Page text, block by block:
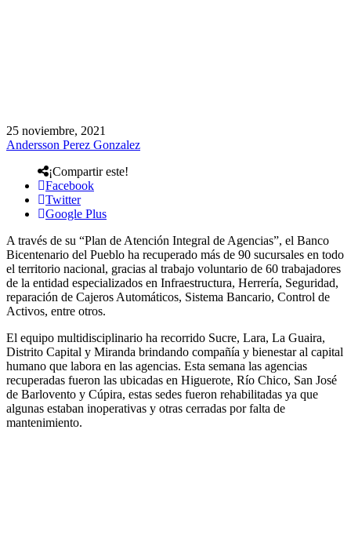
25 noviembre, 2021
Andersson Perez Gonzalez
¡Compartir este!
Facebook
Twitter
Google Plus
A través de su “Plan de Atención Integral de Agencias”, el Banco
Bicentenario del Pueblo ha recuperado más de 90 sucursales en todo
el territorio nacional, gracias al trabajo voluntario de 60 trabajadores
de la entidad especializados en Infraestructura, Herrería, Seguridad,
reparación de Cajeros Automáticos, Sistema Bancario, Control de
Activos, entre otros.
El equipo multidisciplinario ha recorrido Sucre, Lara, La Guaira,
Distrito Capital y Miranda brindando compañía y bienestar al capital
humano que labora en las agencias. Esta semana las agencias
recuperadas fueron las ubicadas en Higuerote, Río Chico, San José
de Barlovento y Cúpira, estas sedes fueron rehabilitadas ya que
algunas estaban inoperativas y otras cerradas por falta de
mantenimiento.